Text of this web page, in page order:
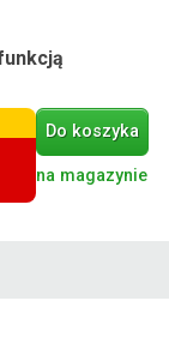
Do koszyka
na magazynie